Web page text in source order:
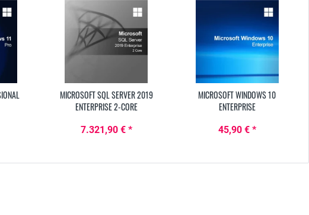
MICROSOFT SQL SERVER 2019
ENTERPRISE 2-CORE
7.321,90 € *
MICROSOFT WINDOWS 10
ENTERPRISE
45,90 € *